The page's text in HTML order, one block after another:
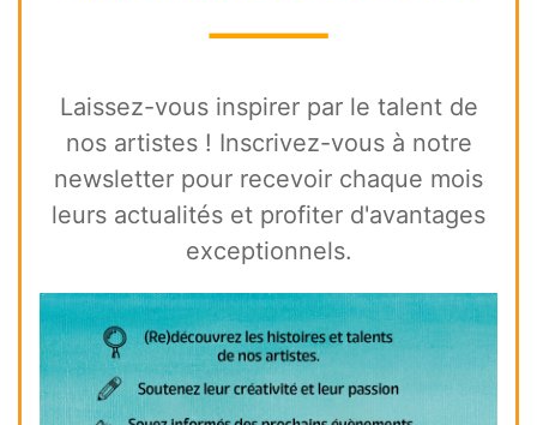
⸻
Laissez-vous inspirer par le talent de
nos artistes ! Inscrivez-vous à notre
newsletter pour recevoir chaque mois
leurs actualités et profiter d'avantages
exceptionnels.